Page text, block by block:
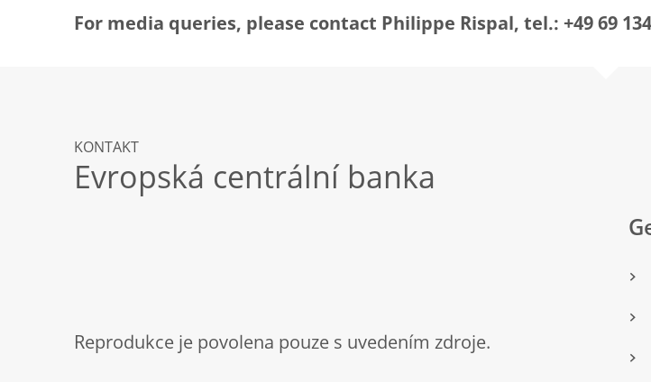
For media queries, please contact Philippe Rispal, tel.: +49 69
KONTAKT
Evropská centrální banka
Reprodukce je povolena pouze s uvedením zdroje.